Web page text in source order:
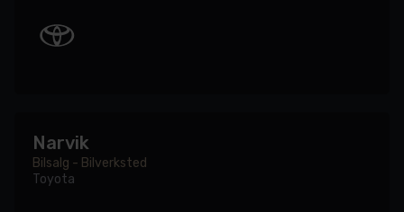
Narvik
Bilsalg - Bilverksted
Toyota